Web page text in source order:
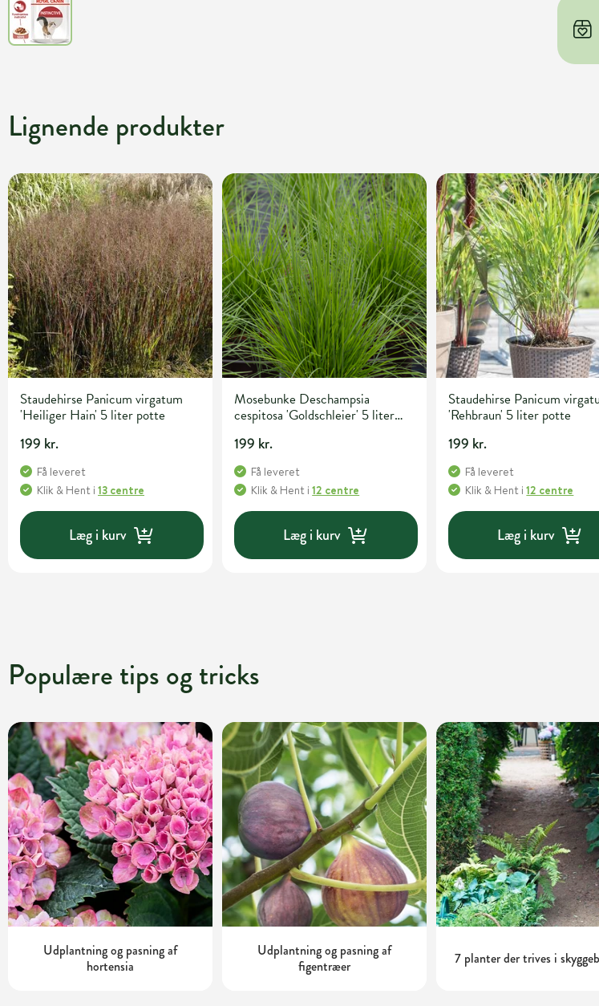
Lignende produkter
Staudehirse Panicum virgatum
'Heiliger Hain' 5 liter potte
199 kr.
Få leveret
Klik & Hent i 13 centre
Læg i kurv
Mosebunke Deschampsia
cespitosa 'Goldschleier' 5 liter
199 kr.
Få leveret
Klik & Hent i12 centre
Læg i kurv
Staudehirse Panicum
'Rehbraun' 5 liter potte
199 kr.
Få leveret
Klik & Hent i12 centre
Læg i kurv
Populære tips og tricks
Udplantning og pasning af
hortensia
Udplantning og pasning af
figentræer
7 planter der trives i